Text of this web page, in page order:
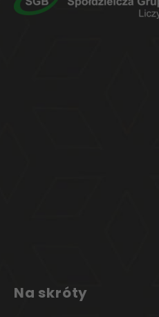
Na skróty